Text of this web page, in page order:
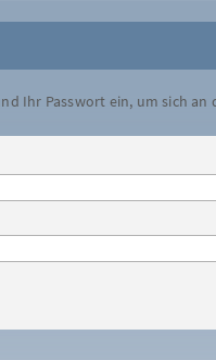
Ihr Passwort ein, um sich an